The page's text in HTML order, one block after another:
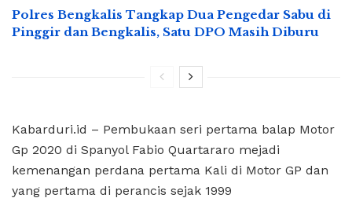
Polres Bengkalis Tangkap Dua Pengedar Sabu di
Pinggir dan Bengkalis, Satu DPO Masih Diburu
Kabarduri.id – Pembukaan seri pertama balap Motor
Gp 2020 di Spanyol Fabio Quartararo mejadi
kemenangan perdana pertama Kali di Motor GP dan
yang pertama di perancis sejak 1999